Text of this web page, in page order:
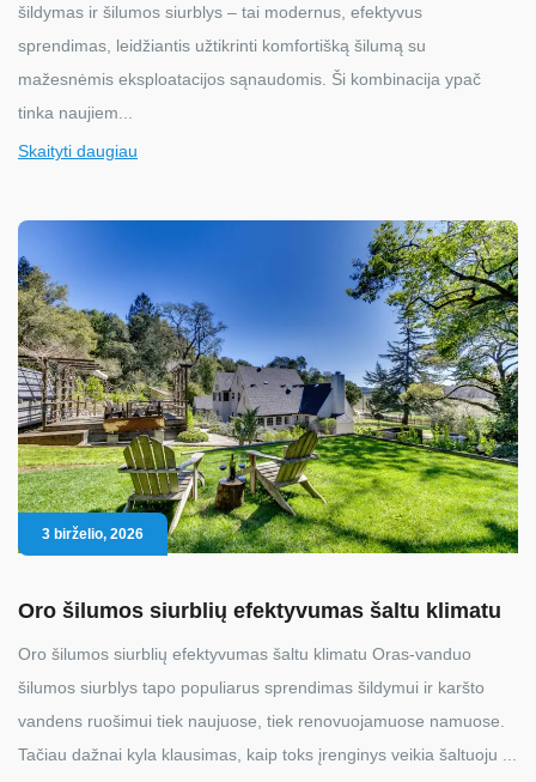
šildymas ir šilumos siurblys – tai modernus, efektyvus
sprendimas, leidžiantis užtikrinti komfortišką šilumą su
mažesnėmis eksploatacijos sąnaudomis. Ši kombinacija ypač
tinka naujiem...
Skaityti daugiau
3 birželio, 2026
Oro šilumos siurblių efektyvumas šaltu klimatu
Oro šilumos siurblių efektyvumas šaltu klimatu Oras-vanduo
šilumos siurblys tapo populiarus sprendimas šildymui ir karšto
vandens ruošimui tiek naujuose, tiek renovuojamuose namuose.
Tačiau dažnai kyla klausimas, kaip toks įrenginys veikia šaltuoju ...